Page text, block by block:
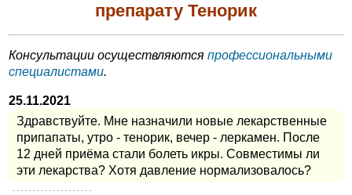
препарату Тенорик
Консультации осуществляются профессиональными
специалистами.
25.11.2021
Здравствуйте. Мне назначили новые лекарственные
припапаты, утро - тенорик, вечер - леркамен. После
12 дней приёма стали болеть икры. Совместимы ли
эти лекарства? Хотя давление нормализовалось?